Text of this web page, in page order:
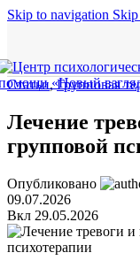
Skip to navigation
Статьи,Групповая
Лечение
групповой
Опубликовано
09.07.2026
Вкл 29.05.2026